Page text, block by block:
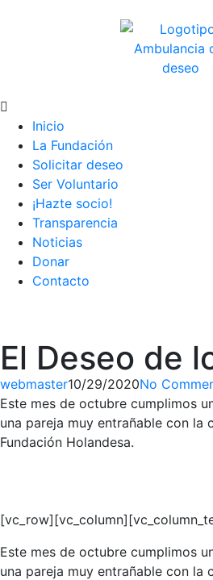
Inicio
La Fundación
Solicitar deseo
Ser Voluntario
¡Hazte socio!
Transparencia
Noticias
Donar
Contacto
El Deseo de
webmaster10/29/2020No
Este mes de octubre cumplimos
una pareja muy entrañable con la
Fundación Holandesa.
Este mes de octubre cumplimos
una pareja muy entrañable con la